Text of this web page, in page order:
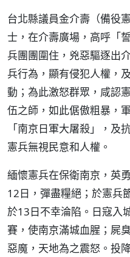
台北縣議員金介壽（備役
士，在介壽廣場，高呼「
兵團團圍住，兇惡驅逐出
兵行為，顯有侵犯人權，
動；為此激怒群眾，咸認
伍之師，如此倨傲粗暴，
「南京日軍大屠殺」，及
憲兵無視民意和人權。
緬懷憲兵在保衛南京，英
12日，彈盡糧絕；於憲兵
於13日不幸淪陷。日寇入
賽，使南京滿城血腥；屍
惡魔，天地為之震怒。投